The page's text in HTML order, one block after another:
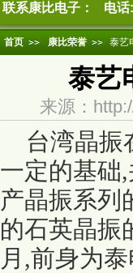
联系康比电子： 电
首页 康比荣誉 泰艺
泰艺
来源：
台湾晶振
一定的基础
产晶振系列
的石英晶振
月,前身为